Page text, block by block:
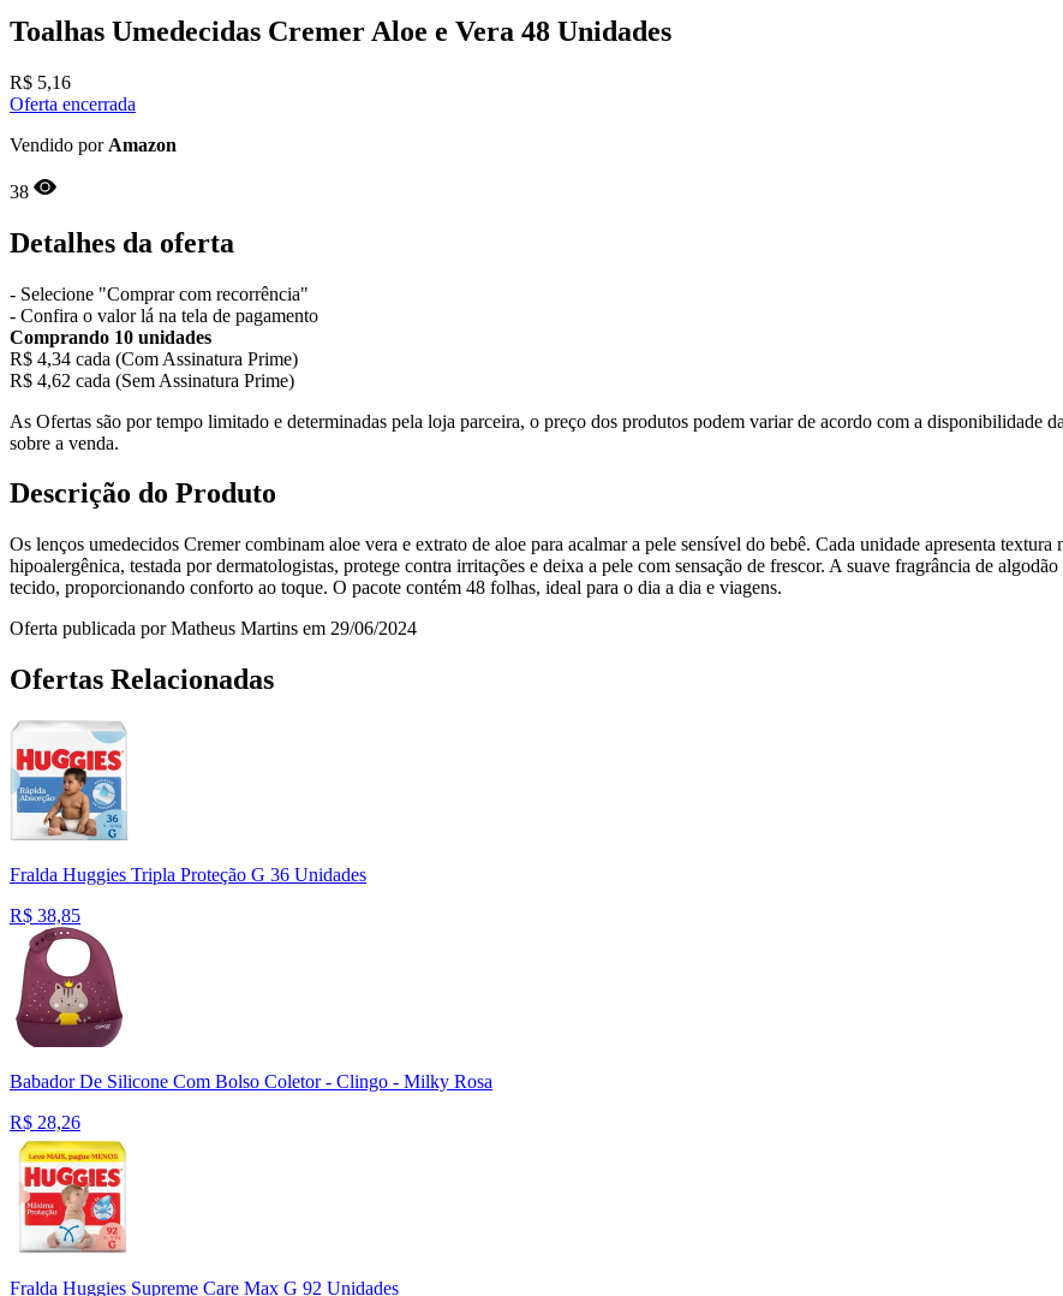
Toalhas Umedecidas Cremer Aloe e Vera 48 Unidades
R$ 5,16
Oferta encerrada
Vendido por Amazon
38
Detalhes da oferta
- Selecione "Comprar com recorrência"
- Confira o valor lá na tela de pagamento
Comprando 10 unidades
R$ 4,34 cada (Com Assinatura Prime)
R$ 4,62 cada (Sem Assinatura Prime)
As Ofertas são por tempo limitado e determinadas pela loja parceira, o preço dos produtos podem variar de acordo com a disponibilidade
sobre a venda.
Descrição do Produto
Os lenços umedecidos Cremer combinam aloe vera e extrato de aloe para acalmar a pele sensível do bebê. Cada unidade apresenta
hipoalergênica, testada por dermatologistas, protege contra irritações e deixa a pele com sensação de frescor. A suave fragrância de
tecido, proporcionando conforto ao toque. O pacote contém 48 folhas, ideal para o dia a dia e viagens.
Oferta publicada por Matheus Martins em 29/06/2024
Ofertas Relacionadas
Fralda Huggies Tripla Proteção G 36 Unidades
R$ 38,85
Babador De Silicone Com Bolso Coletor - Clingo - Milky Rosa
R$ 28,26
Fralda Huggies Supreme Care Max G 92 Unidades